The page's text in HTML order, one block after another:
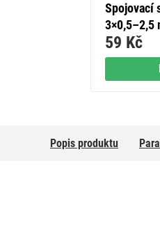
Spojovací
3×0,5–2,5
59 Kč
Popis produktu